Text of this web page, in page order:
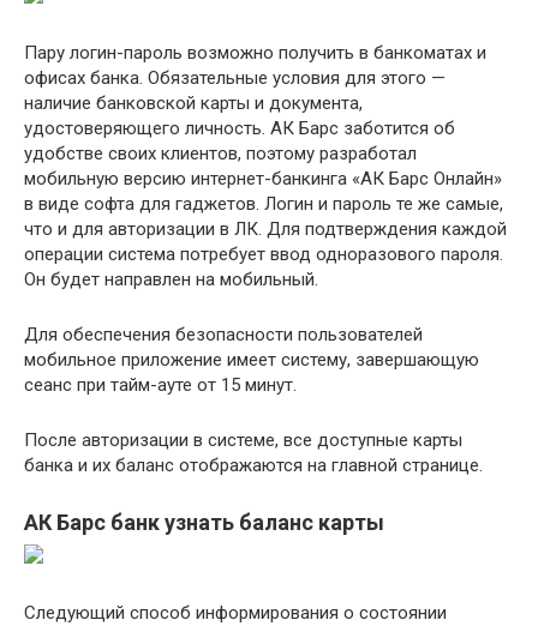
Пару логин-пароль возможно получить в банкоматах и
офисах банка. Обязательные условия для этого —
наличие банковской карты и документа,
удостоверяющего личность. АК Барс заботится об
удобстве своих клиентов, поэтому разработал
мобильную версию интернет-банкинга «АК Барс Онлайн»
в виде софта для гаджетов. Логин и пароль те же самые,
что и для авторизации в ЛК. Для подтверждения каждой
операции система потребует ввод одноразового пароля.
Он будет направлен на мобильный.
Для обеспечения безопасности пользователей
мобильное приложение имеет систему, завершающую
сеанс при тайм-ауте от 15 минут.
После авторизации в системе, все доступные карты
банка и их баланс отображаются на главной странице.
АК Барс банк узнать баланс карты
Следующий способ информирования о состоянии